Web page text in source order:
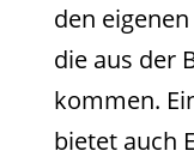
den
die aus der
kommen.
bietet auch